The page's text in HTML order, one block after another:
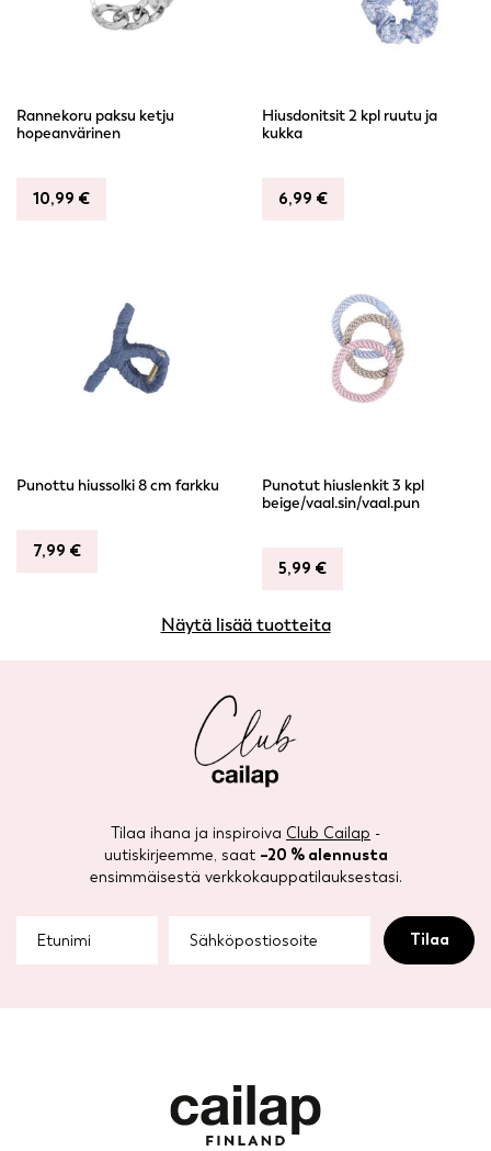
Rannekoru paksu ketju
hopeanvärinen
10,99 €
Hiusdonitsit 2 kpl ruutu ja
kukka
6,99 €
Punottu hiussolki 8 cm farkku
7,99 €
Punotut hiuslenkit 3 kpl
beige/vaal.sin/vaal.pun
5,99 €
Näytä lisää tuotteita
Tilaa ihana ja inspiroiva Club Cailap -
uutiskirjeemme, saat –20 % alennusta
ensimmäisestä verkkokauppatilauksestasi.